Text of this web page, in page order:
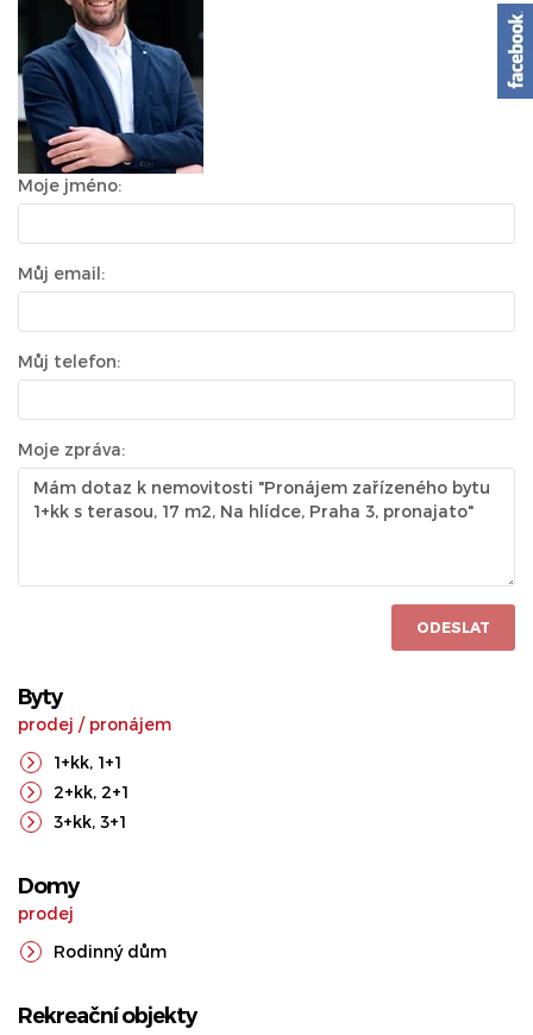
Moje jméno:
Můj email:
Můj telefon:
Moje zpráva:
ODESLAT
Byty
prodej / pronájem
1+kk, 1+1
2+kk, 2+1
3+kk, 3+1
Domy
prodej
Rodinný dům
Rekreační objekty